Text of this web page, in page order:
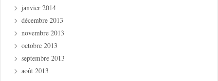
janvier 2014
décembre 2013
novembre 2013
octobre 2013
septembre 2013
août 2013